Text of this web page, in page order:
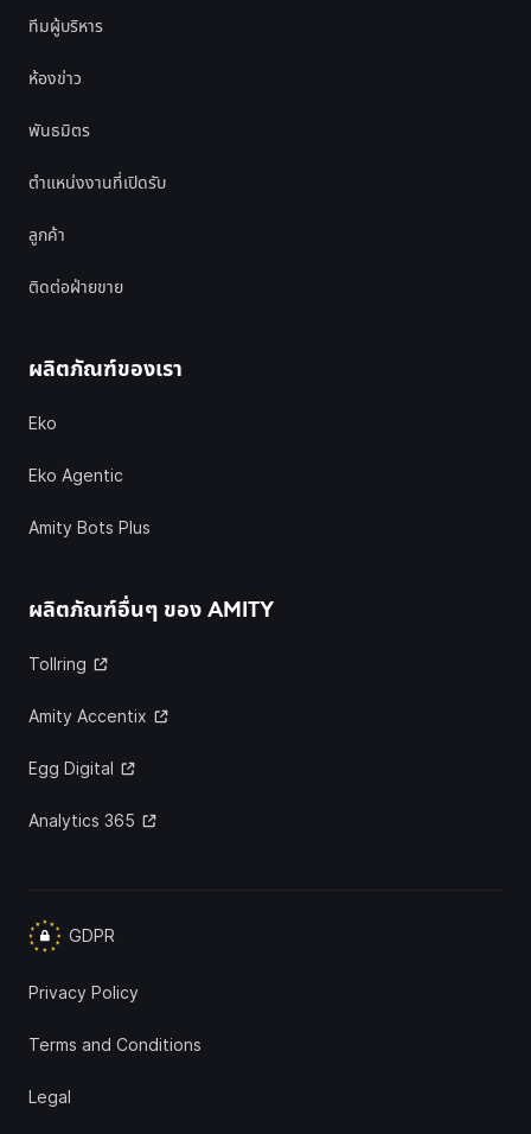
ทีมผู้บริหาร
ห้องข่าว
พันธมิตร
ตำแหน่งงานที่เปิดรับ
ลูกค้า
ติดต่อฝ่ายขาย
ผลิตภัณฑ์ของเรา
Eko
Eko Agentic
Amity Bots Plus
ผลิตภัณฑ์อื่นๆ ของ AMITY
Tollring
Amity Accentix
Egg Digital
Analytics 365
GDPR
Privacy Policy
Terms and Conditions
Legal